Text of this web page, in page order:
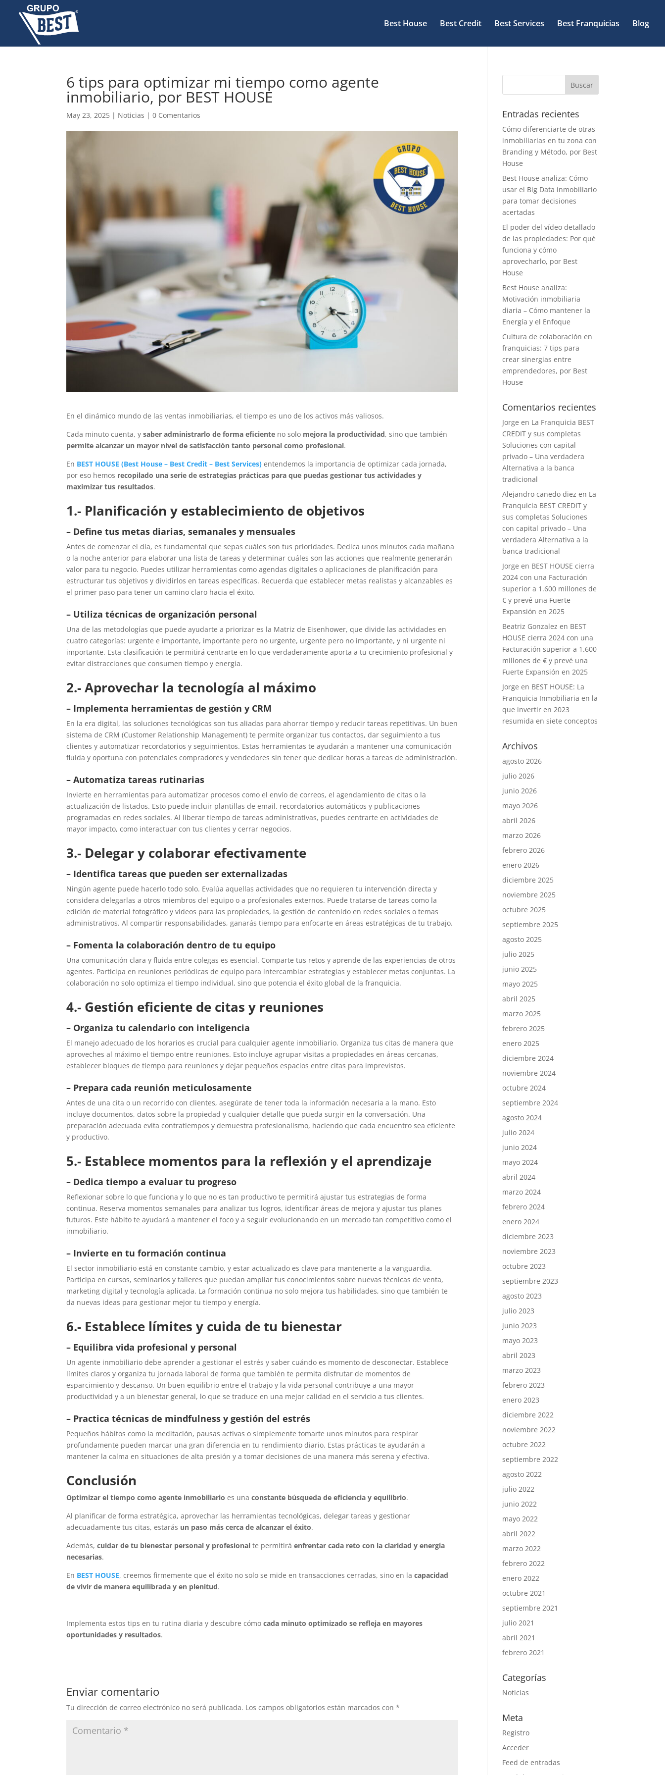
Best House Best Credit Best Services Best Franquicias Blog
6 tips para optimizar mi tiempo como agente
inmobiliario, por BEST HOUSE
May 23, 2025 | Noticias |0 Comentarios
En el dinámico mundo de las ventas inmobiliarias, el tiempo es uno de los activos más valiosos.
Cada minuto cuenta, ysaber administrarlo de forma eficiente no solo mejora la productividad, sino que también
permite alcanzar un mayor nivel de satisfacción tanto personal como profesional.
En BEST HOUSE (Best House – Best Credit – Best Services) entendemos la importancia de optimizar cada jornada,
por eso hemos recopilado una serie de estrategias prácticas para que puedas gestionar tus actividades y
maximizar tus resultados.
1.- Planificación y establecimiento de objetivos
– Define tus metas diarias, semanales y mensuales
Antes de comenzar el día, es fundamental que sepas cuáles son tus prioridades. Dedica unos minutos cada mañana
o la noche anterior para elaborar una lista de tareas y determinar cuáles son las acciones que realmente generarán
valor para tu negocio. Puedes utilizar herramientas como agendas digitales o aplicaciones de planificación para
estructurar tus objetivos y dividirlos en tareas específicas. Recuerda que establecer metas realistas y alcanzables es
el primer paso para tener un camino claro hacia el éxito.
– Utiliza técnicas de organización personal
Una de las metodologías que puede ayudarte a priorizar es la Matriz de Eisenhower, que divide las actividades en
cuatro categorías: urgente e importante, importante pero no urgente, urgente pero no importante, y ni urgente ni
importante. Esta clasificación te permitirá centrarte en lo que verdaderamente aporta a tu crecimiento profesional y
evitar distracciones que consumen tiempo y energía.
2.- Aprovechar la tecnología al máximo
– Implementa herramientas de gestión y CRM
En la era digital, las soluciones tecnológicas son tus aliadas para ahorrar tiempo y reducir tareas repetitivas. Un buen
sistema de CRM (Customer Relationship Management) te permite organizar tus contactos, dar seguimiento a tus
clientes y automatizar recordatorios y seguimientos. Estas herramientas te ayudarán a mantener una comunicación
fluida y oportuna con potenciales compradores y vendedores sin tener que dedicar horas a tareas de administración.
– Automatiza tareas rutinarias
Invierte en herramientas para automatizar procesos como el envío de correos, el agendamiento de citas o la
actualización de listados. Esto puede incluir plantillas de email, recordatorios automáticos y publicaciones
programadas en redes sociales. Al liberar tiempo de tareas administrativas, puedes centrarte en actividades de
mayor impacto, como interactuar con tus clientes y cerrar negocios.
3.- Delegar y colaborar efectivamente
– Identifica tareas que pueden ser externalizadas
Ningún agente puede hacerlo todo solo. Evalúa aquellas actividades que no requieren tu intervención directa y
considera delegarlas a otros miembros del equipo o a profesionales externos. Puede tratarse de tareas como la
edición de material fotográfico y videos para las propiedades, la gestión de contenido en redes sociales o temas
administrativos. Al compartir responsabilidades, ganarás tiempo para enfocarte en áreas estratégicas de tu trabajo.
– Fomenta la colaboración dentro de tu equipo
Una comunicación clara y fluida entre colegas es esencial. Comparte tus retos y aprende de las experiencias de otros
agentes. Participa en reuniones periódicas de equipo para intercambiar estrategias y establecer metas conjuntas. La
colaboración no solo optimiza el tiempo individual, sino que potencia el éxito global de la franquicia.
4.- Gestión eficiente de citas y reuniones
– Organiza tu calendario con inteligencia
El manejo adecuado de los horarios es crucial para cualquier agente inmobiliario. Organiza tus citas de manera que
aproveches al máximo el tiempo entre reuniones. Esto incluye agrupar visitas a propiedades en áreas cercanas,
establecer bloques de tiempo para reuniones y dejar pequeños espacios entre citas para imprevistos.
– Prepara cada reunión meticulosamente
Antes de una cita o un recorrido con clientes, asegúrate de tener toda la información necesaria a la mano. Esto
incluye documentos, datos sobre la propiedad y cualquier detalle que pueda surgir en la conversación. Una
preparación adecuada evita contratiempos y demuestra profesionalismo, haciendo que cada encuentro sea eficiente
y productivo.
5.- Establece momentos para la reflexión y el aprendizaje
– Dedica tiempo a evaluar tu progreso
Reflexionar sobre lo que funciona y lo que no es tan productivo te permitirá ajustar tus estrategias de forma
continua. Reserva momentos semanales para analizar tus logros, identificar áreas de mejora y ajustar tus planes
futuros. Este hábito te ayudará a mantener el foco y a seguir evolucionando en un mercado tan competitivo como el
inmobiliario.
– Invierte en tu formación continua
El sector inmobiliario está en constante cambio, y estar actualizado es clave para mantenerte a la vanguardia.
Participa en cursos, seminarios y talleres que puedan ampliar tus conocimientos sobre nuevas técnicas de venta,
marketing digital y tecnología aplicada. La formación continua no solo mejora tus habilidades, sino que también te
da nuevas ideas para gestionar mejor tu tiempo y energía.
6.- Establece límites y cuida de tu bienestar
– Equilibra vida profesional y personal
Un agente inmobiliario debe aprender a gestionar el estrés y saber cuándo es momento de desconectar. Establece
límites claros y organiza tu jornada laboral de forma que también te permita disfrutar de momentos de
esparcimiento y descanso. Un buen equilibrio entre el trabajo y la vida personal contribuye a una mayor
productividad y a un bienestar general, lo que se traduce en una mejor calidad en el servicio a tus clientes.
– Practica técnicas de mindfulness y gestión del estrés
Pequeños hábitos como la meditación, pausas activas o simplemente tomarte unos minutos para respirar
profundamente pueden marcar una gran diferencia en tu rendimiento diario. Estas prácticas te ayudarán a
mantener la calma en situaciones de alta presión y a tomar decisiones de una manera más serena y efectiva.
Conclusión
Optimizar el tiempo como agente inmobiliario es unaconstante búsqueda de eficiencia y equilibrio.
Al planificar de forma estratégica, aprovechar las herramientas tecnológicas, delegar tareas y gestionar
adecuadamente tus citas, estarás un paso más cerca de alcanzar el éxito.
Además, cuidar de tu bienestar personal y profesional te permitiráenfrentar cada reto con la claridad y energía
necesarias.
En BEST HOUSE, creemos firmemente que el éxito no solo se mide en transacciones cerradas, sino en lacapacidad
de vivir de manera equilibrada y en plenitud.
Implementa estos tips en tu rutina diaria y descubre cómocada minuto optimizado se refleja en mayores
oportunidades y resultados.
Enviar comentario
Tu dirección de correo electrónico no será publicada. Los campos obligatorios están marcados con*
Entradas recientes
Cómo diferenciarte de otras
inmobiliarias en tu zona con
Branding y Método, por Best
House
Best House analiza: Cómo
usar el Big Data inmobiliario
para tomar decisiones
acertadas
El poder del vídeo detallado
de las propiedades: Por qué
funciona y cómo
aprovecharlo, por Best
House
Best House analiza:
Motivación inmobiliaria
diaria – Cómo mantener la
Energía y el Enfoque
Cultura de colaboración en
franquicias: 7 tips para
crear sinergias entre
emprendedores, por Best
House
Comentarios recientes
Jorge en La Franquicia BEST
CREDIT y sus completas
Soluciones con capital
privado – Una verdadera
Alternativa a la banca
tradicional
Alejandro canedo diez en La
Franquicia BEST CREDIT y
sus completas Soluciones
con capital privado – Una
verdadera Alternativa a la
banca tradicional
Jorge en BEST HOUSE cierra
2024 con una Facturación
superior a 1.600 millones de
€ y prevé una Fuerte
Expansión en 2025
Beatriz Gonzalez en BEST
HOUSE cierra 2024 con una
Facturación superior a 1.600
millones de € y prevé una
Fuerte Expansión en 2025
Jorge en BEST HOUSE: La
Franquicia Inmobiliaria en la
que invertir en 2023
resumida en siete conceptos
Archivos
agosto 2026
julio 2026
junio 2026
mayo 2026
abril 2026
marzo 2026
febrero 2026
enero 2026
diciembre 2025
noviembre 2025
octubre 2025
septiembre 2025
agosto 2025
julio 2025
junio 2025
mayo 2025
abril 2025
marzo 2025
febrero 2025
enero 2025
diciembre 2024
noviembre 2024
octubre 2024
septiembre 2024
agosto 2024
julio 2024
junio 2024
mayo 2024
abril 2024
marzo 2024
febrero 2024
enero 2024
diciembre 2023
noviembre 2023
octubre 2023
septiembre 2023
agosto 2023
julio 2023
junio 2023
mayo 2023
abril 2023
marzo 2023
febrero 2023
enero 2023
diciembre 2022
noviembre 2022
octubre 2022
septiembre 2022
agosto 2022
julio 2022
junio 2022
mayo 2022
abril 2022
marzo 2022
febrero 2022
enero 2022
octubre 2021
septiembre 2021
julio 2021
abril 2021
febrero 2021
Categorías
Noticias
Meta
Registro
Acceder
Feed de entradas